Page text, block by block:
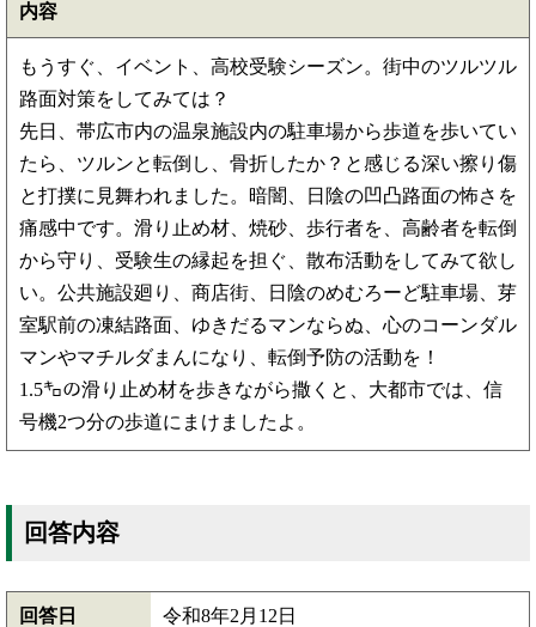
内容
もうすぐ、イベント、高校受験シーズン。街中のツルツル
路面対策をしてみては？
先日、帯広市内の温泉施設内の駐車場から歩道を歩いてい
たら、ツルンと転倒し、骨折したか？と感じる深い擦り傷
と打撲に見舞われました。暗闇、日陰の凹凸路面の怖さを
痛感中です。滑り止め材、焼砂、歩行者を、高齢者を転倒
から守り、受験生の縁起を担ぐ、散布活動をしてみて欲し
い。公共施設廻り、商店街、日陰のめむろーど駐車場、芽
室駅前の凍結路面、ゆきだるマンならぬ、心のコーンダル
マンやマチルダまんになり、転倒予防の活動を！
1.5㌔の滑り止め材を歩きながら撒くと、大都市では、信
号機2つ分の歩道にまけましたよ。
回答内容
回答日 令和8年2月12日